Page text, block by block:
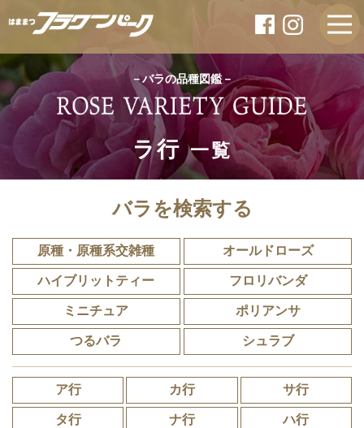
－バラの品種図鑑－
ラ行一覧
バラを検索する
原種・原種系交雑種 オールドローズ
ハイブリットティー フロリバンダ
ミニチュア ポリアンサ
つるバラ シュラブ
ア行 カ行 サ行
タ行 ナ行 ハ行